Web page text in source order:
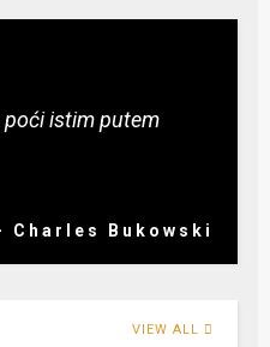
poći istim putem
Charles Bukowski
VIEW ALL